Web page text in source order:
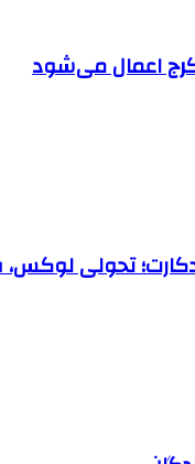
اعمال می‌شود
تحولی